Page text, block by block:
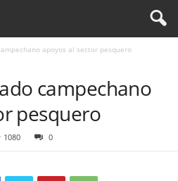
apoyos al sector pesquero
campechano
pesquero
1080 0